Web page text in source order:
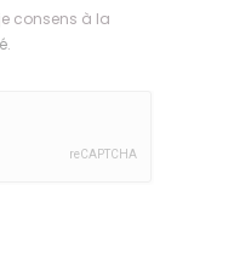
consens à la
.